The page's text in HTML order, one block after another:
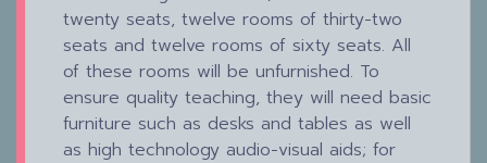
twenty seats, twelve rooms of thirty-two
seats and twelve rooms of sixty seats. All
of these rooms will be unfurnished. To
ensure quality teaching, they will need basic
furniture such as desks and tables as well
as high technology audio-visual aids; for